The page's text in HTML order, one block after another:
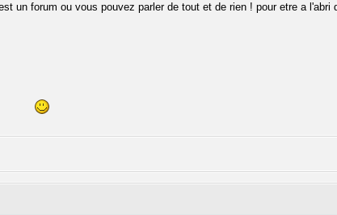
un forum ou vous pouvez parler de tout et de rien ! pour etre a l'abri